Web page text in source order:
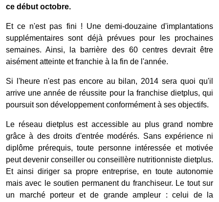
ce début octobre.
Et ce n'est pas fini ! Une demi-douzaine d'implantations
supplémentaires sont déjà prévues pour les prochaines
semaines. Ainsi, la barrière des 60 centres devrait être
aisément atteinte et franchie à la fin de l'année.
Si l'heure n'est pas encore au bilan, 2014 sera quoi qu'il
arrive une année de réussite pour la franchise dietplus, qui
poursuit son développement conformément à ses objectifs.
Le réseau dietplus est accessible au plus grand nombre
grâce à des droits d'entrée modérés. Sans expérience ni
diplôme prérequis, toute personne intéressée et motivée
peut devenir conseiller ou conseillère nutritionniste dietplus.
Et ainsi diriger sa propre entreprise, en toute autonomie
mais avec le soutien permanent du franchiseur. Le tout sur
un marché porteur et de grande ampleur : celui de la